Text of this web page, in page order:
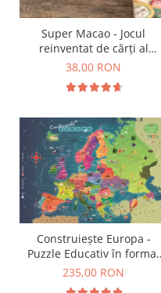
10 Ani
11 - 14 Ani
Colecția Păcălici
Super Macao - Jocul
reinventat de cărți al
copilăriei
38,00 RON
Construiește Europa -
Puzzle Educativ în format
mare - Țări, Relief, Steaguri
235,00 RON